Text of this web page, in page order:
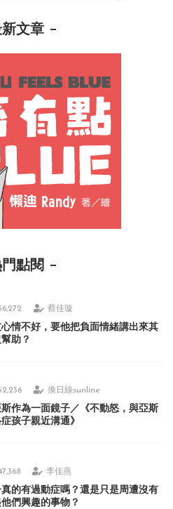
文章
點閱
蔡佳璇
情不好，要他把負面情緒講出來其
助？
換日線sunline
斯作為一面鏡子／《不動怒，與亞斯
孩子親近溝通》
李佳燕
的有過動症嗎？還是只是周遭沒有
們興趣的事物？